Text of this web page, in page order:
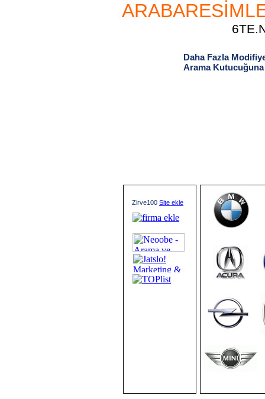
Daha Fazla
Arama
Zirve100 Site ekle